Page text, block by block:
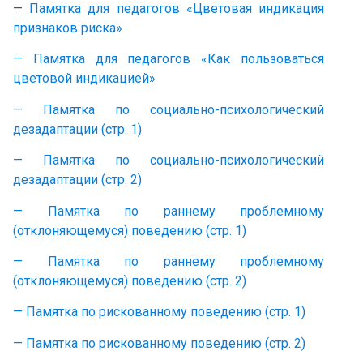
— Памятка для педагогов «Цветовая индикация
признаков риска»
— Памятка для педагогов «Как пользоваться
цветовой индикацией»
— Памятка по социально-психологический
дезадаптации (стр. 1)
— Памятка по социально-психологический
дезадаптации (стр. 2)
— Памятка по раннему проблемному
(отклоняющемуся) поведению (стр. 1)
— Памятка по раннему проблемному
(отклоняющемуся) поведению (стр. 2)
— Памятка по рискованному поведению (стр. 1)
— Памятка по рискованному поведению (стр. 2)